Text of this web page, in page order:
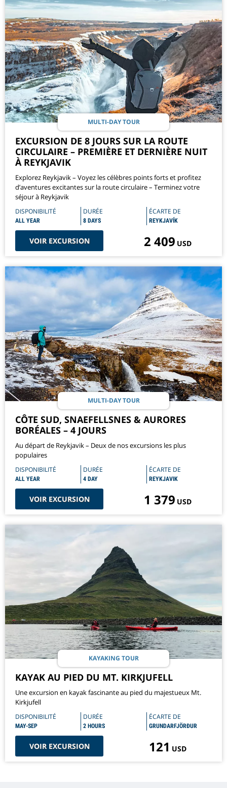
MULTI-DAY TOUR
EXCURSION DE 8 JOURS SUR LA ROUTE
CIRCULAIRE – PREMIÈRE ET DERNIÈRE NUIT
À REYKJAVIK
Explorez Reykjavik – Voyez les célèbres points forts et profitez
d’aventures excitantes sur la route circulaire – Terminez votre
séjour à Reykjavik
DISPONIBILITÉ
ALL YEAR
DURÉE
8 DAYS
ÉCARTE DE
REYKJAVÍK
VOIR EXCURSION 2 409 USD
MULTI-DAY TOUR
CÔTE SUD, SNAEFELLSNES & AURORES
BORÉALES – 4 JOURS
Au départ de Reykjavik – Deux de nos excursions les plus
populaires
DISPONIBILITÉ
ALL YEAR
DURÉE
4 DAY
ÉCARTE DE
REYKJAVIK
VOIR EXCURSION 1 379 USD
KAYAKING TOUR
KAYAK AU PIED DU MT. KIRKJUFELL
Une excursion en kayak fascinante au pied du majestueux Mt.
Kirkjufell
DISPONIBILITÉ
MAY-SEP
DURÉE
2 HOURS
ÉCARTE DE
GRUNDARFJÖRÐUR
VOIR EXCURSION 121 USD